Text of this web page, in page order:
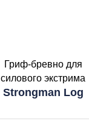
Гриф-бревно для
силового экстрима
Strongman Log